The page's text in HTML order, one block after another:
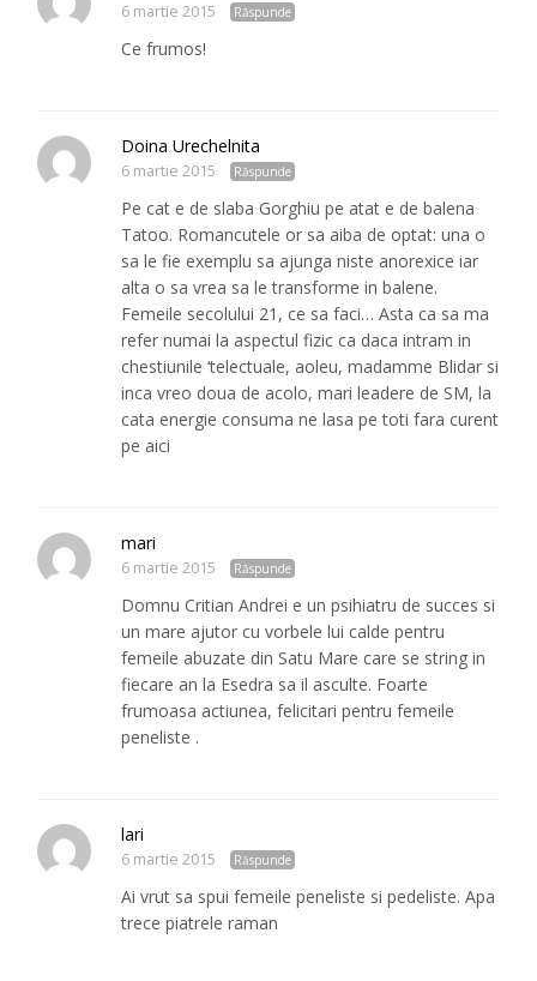
6 martie 2015 Răspunde
Ce frumos!
Doina Urechelnita
6 martie 2015 Răspunde
Pe cat e de slaba Gorghiu pe atat e de balena
Tatoo. Romancutele or sa aiba de optat: una o
sa le fie exemplu sa ajunga niste anorexice iar
alta o sa vrea sa le transforme in balene.
Femeile secolului 21, ce sa faci… Asta ca sa ma
refer numai la aspectul fizic ca daca intram in
chestiunile ‘telectuale, aoleu, madamme Blidar si
inca vreo doua de acolo, mari leadere de SM, la
cata energie consuma ne lasa pe toti fara curent
pe aici
mari
6 martie 2015 Răspunde
Domnu Critian Andrei e un psihiatru de succes si
un mare ajutor cu vorbele lui calde pentru
femeile abuzate din Satu Mare care se string in
fiecare an la Esedra sa il asculte. Foarte
frumoasa actiunea, felicitari pentru femeile
peneliste .
lari
6 martie 2015 Răspunde
Ai vrut sa spui femeile peneliste si pedeliste. Apa
trece piatrele raman